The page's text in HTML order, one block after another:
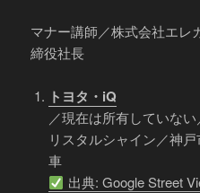
マナー講師／株式会社エレ
締役社長
トヨタ・iQ
／現在は所有していな
リスタルシャイン／神
車
出典: Google Street